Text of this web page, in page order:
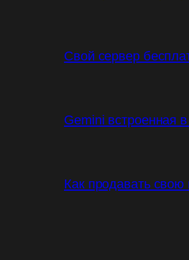
Свой сервер
Gemini встроенная
Как продавать свою